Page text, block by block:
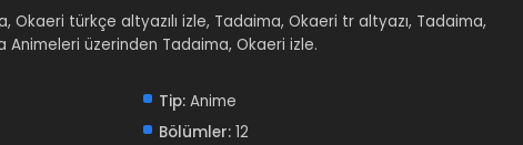
Okaeri türkçe altyazılı izle, Tadaima, Okaeri tr altyazı, Tadaima,
Animeleri üzerinden Tadaima, Okaeri izle.
Tip:Anime
Bölümler:12